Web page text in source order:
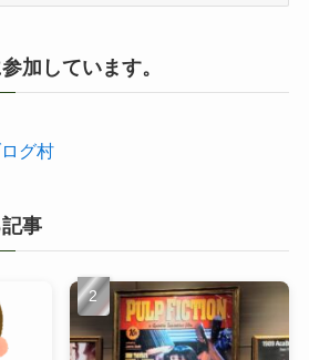
加しています。
グ村
事